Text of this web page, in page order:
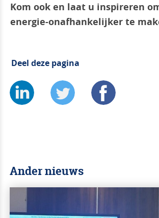
Kom ook en laat u inspireren
energie-onafhankelijker te
Deel deze pagina
Ander nieuws